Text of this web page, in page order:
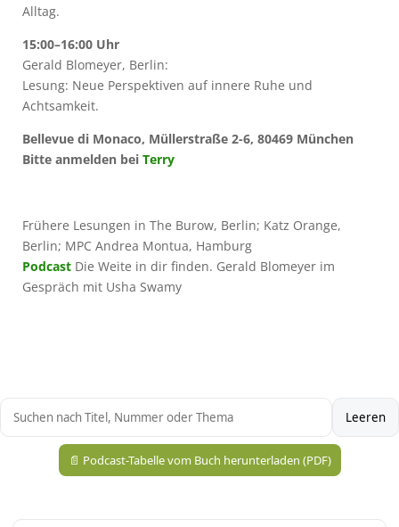
Alltag.
15:00–16:00 Uhr
Gerald Blomeyer, Berlin:
Lesung: Neue Perspektiven auf innere Ruhe und
Achtsamkeit.
Bellevue di Monaco, Müllerstraße 2-6, 80469 München
Bitte anmelden bei Terry
Frühere Lesungen in The Burow, Berlin; Katz Orange,
Berlin; MPC Andrea Montua, Hamburg
Podcast Die Weite in dir finden. Gerald Blomeyer im
Gespräch mit Usha Swamy
Leeren
📄 Podcast-Tabelle vom Buch herunterladen (PDF)